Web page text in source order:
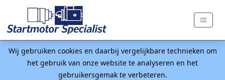
Wij gebruiken cookies en daarbij vergelijkbare technieken om
het gebruik van onze website te analyseren en het
gebruikersgemak te verbeteren.